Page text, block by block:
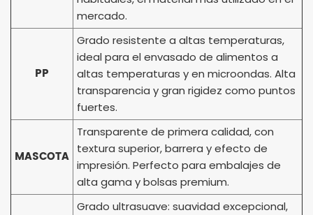
mercado.
PP
Grado resistente a altas temperaturas,
ideal para el envasado de alimentos a
altas temperaturas y en microondas. Alta
transparencia y gran rigidez como puntos
fuertes.
MASCOTA
Transparente de primera calidad, con
textura superior, barrera y efecto de
impresión. Perfecto para embalajes de
alta gama y bolsas premium.
Grado ultrasuave: suavidad excepcional,